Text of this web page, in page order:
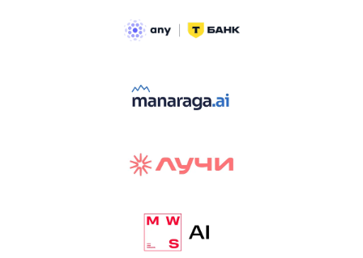
к построению бизнеса и созданию технологий под
Доклады, дискуссия и битва AI-агентов — 25 июня
ТРЕК «AI-NATIVE»
И БИТВА АГЕНТОВ